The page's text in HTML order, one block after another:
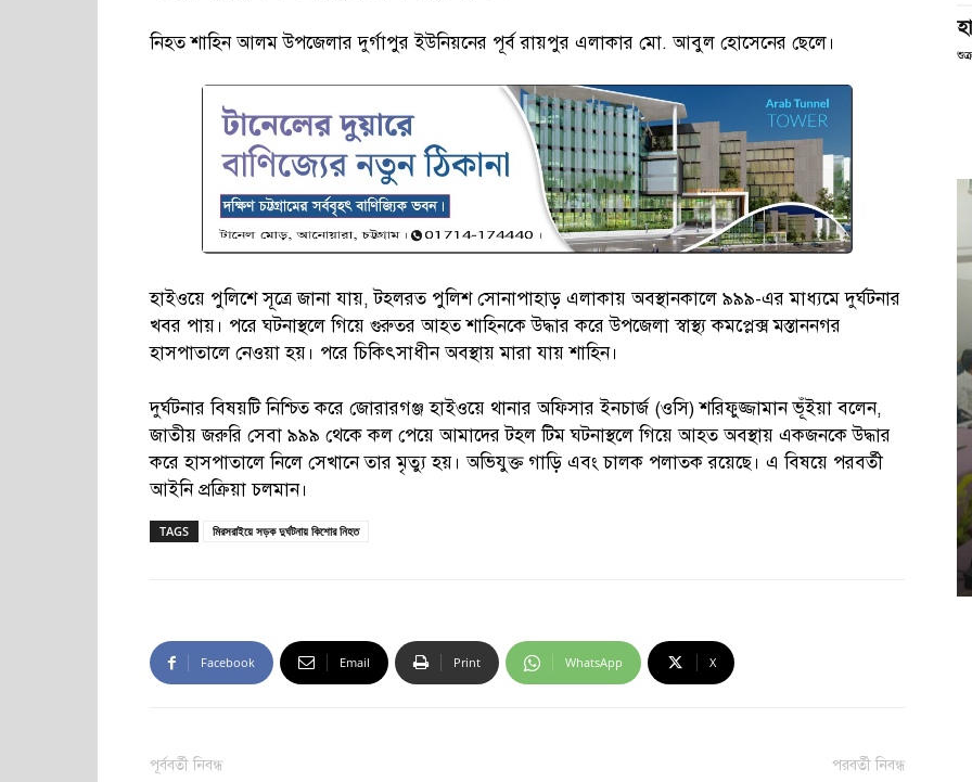
নিহত শাহিন আলম উপজেলার দুর্গাপুর ইউনিয়নের পূর্ব রায়পুর এলাকার মো. আবুল হোসেনের ছেলে।
হাইওয়ে পুলিশে সূত্রে জানা যায়, টহলরত পুলিশ সোনাপাহাড় এলাকায় অবস্থানকালে ৯৯৯-এর মাধ্যমে দুর্ঘটনার
খবর পায়। পরে ঘটনাস্থলে গিয়ে গুরুতর আহত শাহিনকে উদ্ধার করে উপজেলা স্বাস্থ্য কমপ্লেক্স মস্তাননগর
হাসপাতালে নেওয়া হয়। পরে চিকিৎসাধীন অবস্থায় মারা যায় শাহিন।
দুর্ঘটনার বিষয়টি নিশ্চিত করে জোরারগঞ্জ হাইওয়ে থানার অফিসার ইনচার্জ (ওসি) শরিফুজ্জামান ভূঁইয়া বলেন,
জাতীয় জরুরি সেবা ৯৯৯ থেকে কল পেয়ে আমাদের টহল টিম ঘটনাস্থলে গিয়ে আহত অবস্থায় একজনকে উদ্ধার
করে হাসপাতালে নিলে সেখানে তার মৃত্যু হয়। অভিযুক্ত গাড়ি এবং চালক পলাতক রয়েছে। এ বিষয়ে পরবর্তী
আইনি প্রক্রিয়া চলমান।
TAGS মিরসরাইয়ে সড়ক দুর্ঘটনায় কিশোর নিহত
Facebook Email Print WhatsApp X
পূর্ববর্তী নিবন্ধ পরবর্তী নিবন্ধ